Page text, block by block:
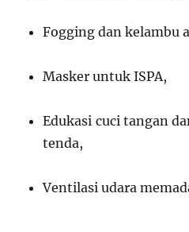
Fogging dan kelambu
Masker untuk ISPA,
Edukasi cuci tangan
tenda,
Ventilasi udara